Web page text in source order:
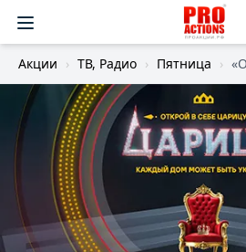
Акции ТВ, Радио Пятница